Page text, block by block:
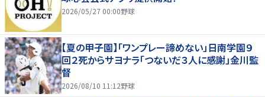
2026/05/27 00:00野球
【夏の甲子園】「ワンプレー諦めない」日南学園９
回２死からサヨナラ「つないだ３人に感謝」金川監
督
2026/08/10 11:12野球